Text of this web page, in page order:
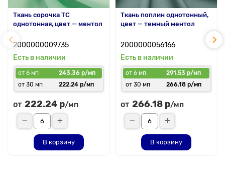
Ткань сорочка ТС
однотонная, цвет — ментол
2000000009735
Есть в наличии
от 6 мп
243.36 р/мп
от 30 мп
222.24 р/мп
от 222.24 р/мп
В корзину
Ткань поплин однотонный,
цвет — темный ментол
2000000056166
Есть в наличии
от 6 мп
291.53 р/мп
от 30 мп
266.18 р/мп
от 266.18 р/мп
В корзину